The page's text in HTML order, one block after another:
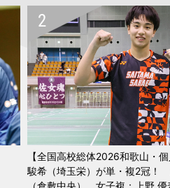
【全国高校総体2026和歌山・
駿希（埼玉栄）が単・複2冠！
（倉敷中央）、女子複：上野